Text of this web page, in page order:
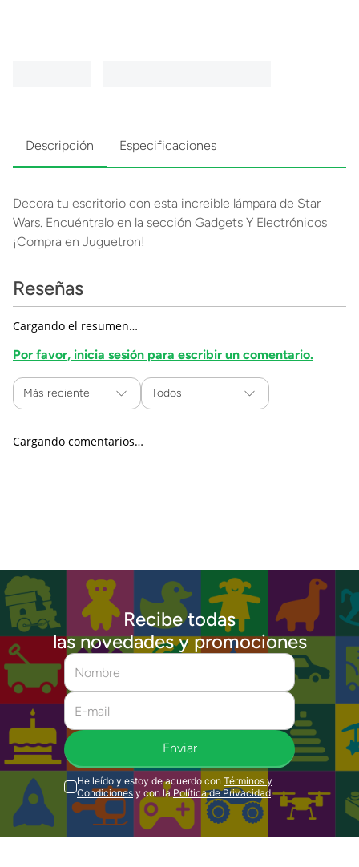
Descripción Especificaciones
Decora tu escritorio con esta increible lámpara de Star
Wars. Encuéntralo en la sección Gadgets Y Electrónicos
¡Compra en Juguetron!
Reseñas
Cargando el resumen…
Por favor, inicia sesión para escribir un comentario.
Más reciente Todos
Cargando comentarios…
Recibe todas
las novedades y promociones
Enviar
He leído y estoy de acuerdo con Términos y
Condiciones y con la Política de Privacidad.